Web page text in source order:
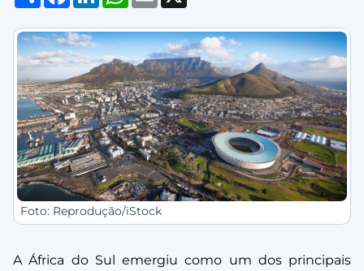
Foto: Reprodução/iStock
A África do Sul emergiu como um dos principais